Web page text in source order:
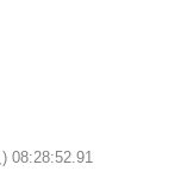
08:28:52.91